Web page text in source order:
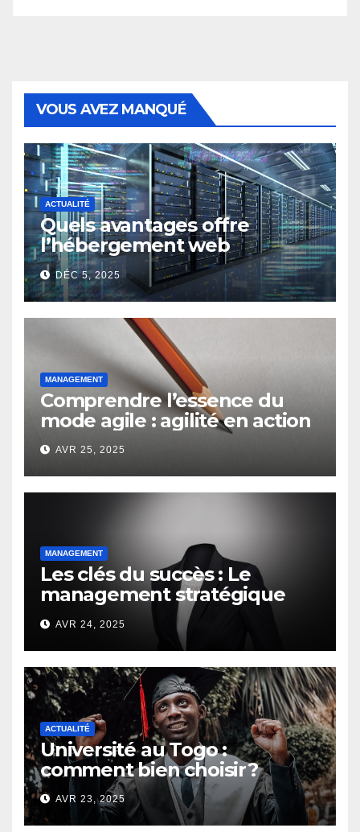
VOUS AVEZ MANQUÉ
ACTUALITÉ
Quels avantages offre
l’hébergement web
moderne pour les
entreprises ?
DÉC 5, 2025
MANAGEMENT
Comprendre l’essence du
mode agile : agilité en action
AVR 25, 2025
MANAGEMENT
Les clés du succès : Le
management stratégique
d’un chef d’entreprise
AVR 24, 2025
ACTUALITÉ
Université au Togo :
comment bien choisir ?
AVR 23, 2025